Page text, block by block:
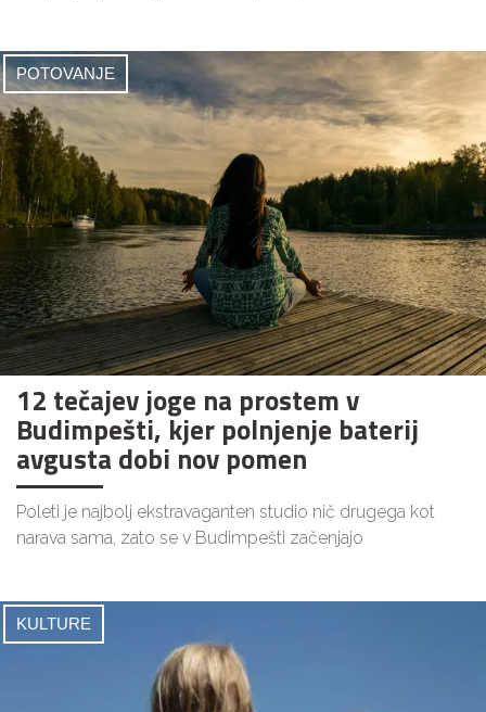
POTOVANJE
12 tečajev joge na prostem v
Budimpešti, kjer polnjenje baterij
avgusta dobi nov pomen
Poleti je najbolj ekstravaganten studio nič drugega kot
narava sama, zato se v Budimpešti začenjajo
KULTURE